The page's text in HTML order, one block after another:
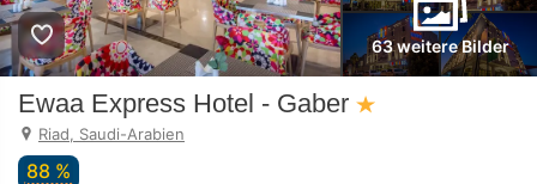
63 weitere Bilder
Ewaa Express Hotel - Gaber
Riad, Saudi-Arabien
88 %